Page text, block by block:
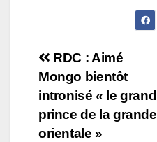
Navigation
de
l’article
RDC : Aimé
Mongo bientôt
intronisé « le grand
prince de la grande
orientale »